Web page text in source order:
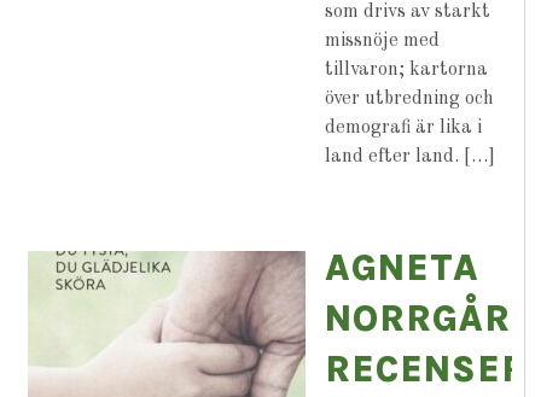
som drivs av starkt
missnöje med
tillvaron; kartorna
över utbredning och
demografi är lika i
land efter land. […]
AGNETA
NORRGÅRD